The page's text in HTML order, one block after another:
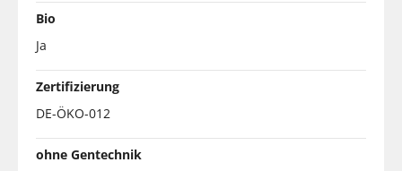
Bio
Ja
Zertifizierung
DE-ÖKO-012
ohne Gentechnik